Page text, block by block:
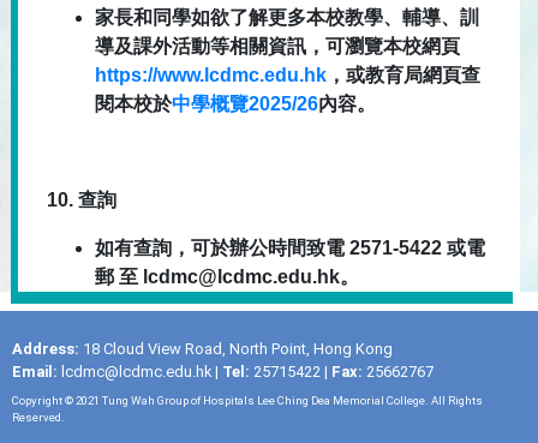
家長和同學如欲了解更多本校教學、輔導、訓
導及課外活動等相關資訊，可瀏覽本校網頁
https://www.lcdmc.edu.hk ，或教育局網頁查
閱本校於中學概覽2025/26內容。
10. 查詢
如有查詢，可於辦公時間致電2571-5422 或電
郵 至 lcdmc@lcdmc.edu.hk。
Address: 18 Cloud View Road, North Point, Hong Kong
Email: lcdmc@lcdmc.edu.hk | Tel: 25715422 | Fax: 25662767
Copyright © 2021 Tung Wah Group of Hospitals Lee Ching Dea Memorial College. All Rights
Reserved.